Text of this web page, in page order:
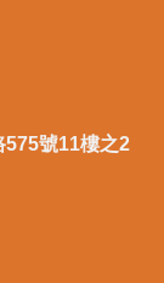
575號11樓之2